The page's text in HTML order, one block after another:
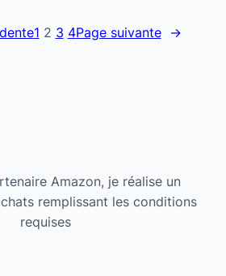
1 2 3 4Page suivante →
Amazon, je réalise un
remplissant les conditions
requises